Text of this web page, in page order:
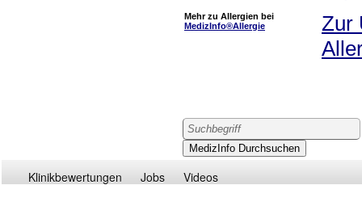
Mehr zu Allergien bei
MedizInfo®Allergie
Zur
Klinikbewertungen Jobs Videos